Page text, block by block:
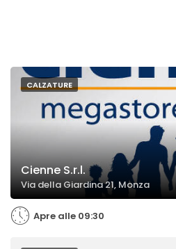
CALZATURE
Cienne S.r.l.
Via della Giardina 21, Monza
Apre alle 09:30